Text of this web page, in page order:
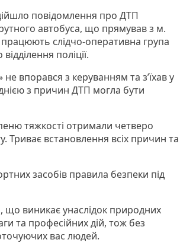
повідомлення про ДТП
автобуса, що прямував з м.
працюють слідчо-оперативна група
поліції.
впорався з керуванням та з’їхав у
з причин ДТП могла бути
тяжкості отримали четверо
Триває встановлення всіх причин та
засобів правила безпеки під
що виникає унаслідок природних
та професійних дій, тож без
вас людей.